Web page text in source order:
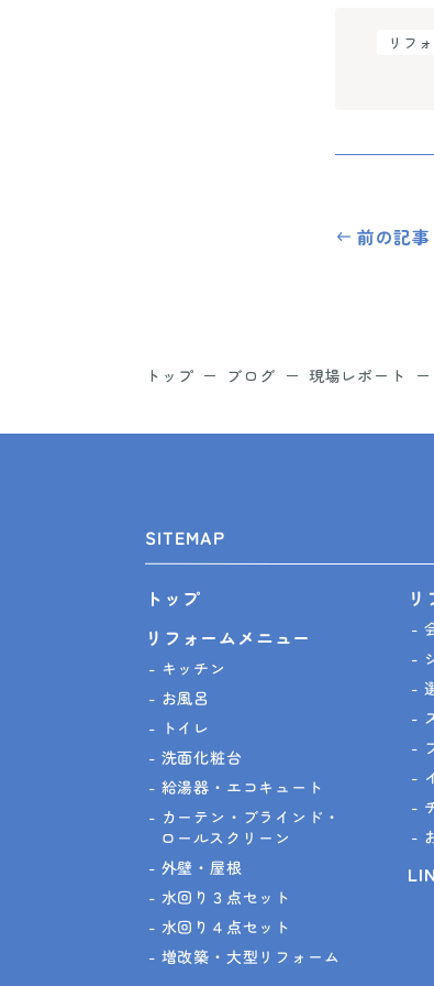
リフ
前の記事
トップ ブログ 現場レポート
SITEMAP
トップ
リフォームメニュー
キッチン
お風呂
トイレ
洗面化粧台
給湯器・エコキュート
カーテン・ブラインド・
ロールスクリーン
外壁・屋根
水回り３点セット
水回り４点セット
増改築・大型リフォーム